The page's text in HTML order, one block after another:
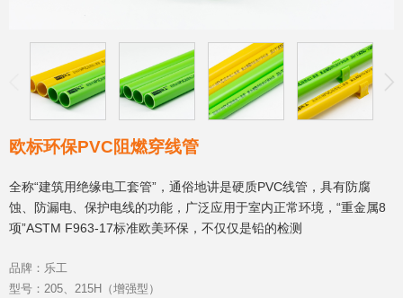
欧标环保PVC阻燃穿线管
全称“建筑用绝缘电工套管”，通俗地讲是硬质PVC线管，具有防腐
蚀、防漏电、保护电线的功能，广泛应用于室内正常环境，“重金属8
项”ASTM F963-17标准欧美环保，不仅仅是铅的检测
品牌：乐工
型号：205、215H（增强型）